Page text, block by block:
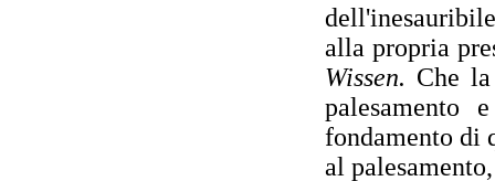
alla propria
Wissen. Che
fondamento di
al palesa